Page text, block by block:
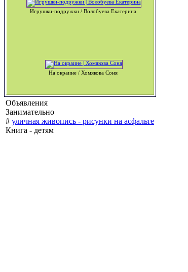
Игрушки-подружки / Волобуева Екатерина
На окраине / Хомякова Соня
Объявления
Занимательно
# уличная живопись - рисунки на асфальте
Книга - детям